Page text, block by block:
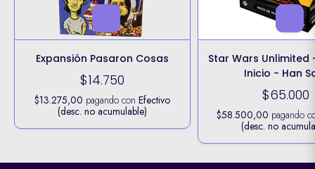
Expansión Pasaron Cosas
$14.750
$13.275,00 pagando conEfectivo
(desc. no acumulable)
Star Wars Unlimited
Inicio - Han
$65.000
$58.500,00 pagando
(desc. no